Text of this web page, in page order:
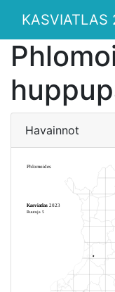
KASVIATLAS
Havainnot